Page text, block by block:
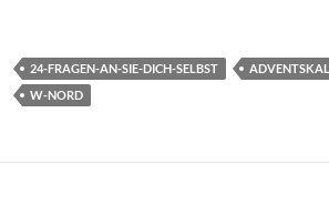
24-FRAGEN-AN-SIE-DICH-SELBST
W-NORD